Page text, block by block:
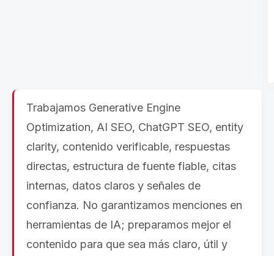
Trabajamos Generative Engine
Optimization, AI SEO, ChatGPT SEO, entity
clarity, contenido verificable, respuestas
directas, estructura de fuente fiable, citas
internas, datos claros y señales de
confianza. No garantizamos menciones en
herramientas de IA; preparamos mejor el
contenido para que sea más claro, útil y